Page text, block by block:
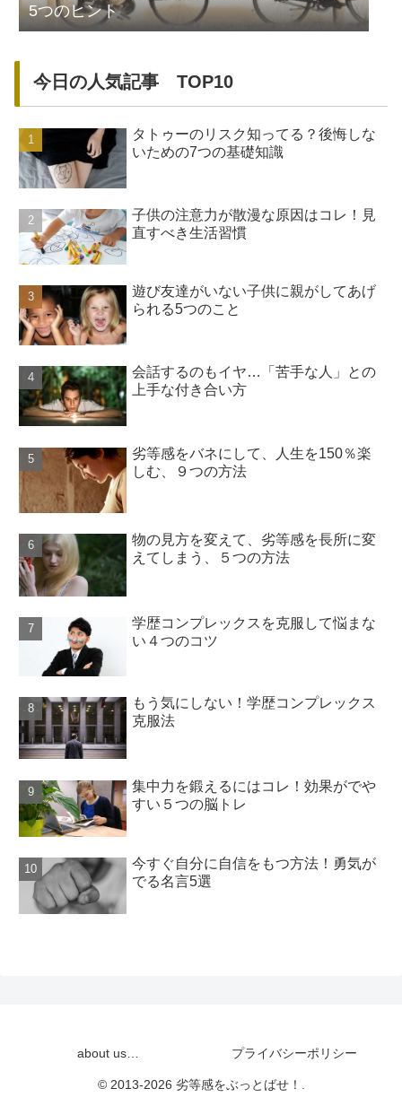
5つのヒント
今日の人気記事 TOP10
タトゥーのリスク知ってる？後悔しな
いための7つの基礎知識
子供の注意力が散漫な原因はコレ！見
直すべき生活習慣
遊び友達がいない子供に親がしてあげ
られる5つのこと
会話するのもイヤ…「苦手な人」との
上手な付き合い方
劣等感をバネにして、人生を150％楽
しむ、９つの方法
物の見方を変えて、劣等感を長所に変
えてしまう、５つの方法
学歴コンプレックスを克服して悩まな
い４つのコツ
もう気にしない！学歴コンプレックス
克服法
集中力を鍛えるにはコレ！効果がでや
すい５つの脳トレ
今すぐ自分に自信をもつ方法！勇気が
でる名言5選
about us… プライバシーポリシー
© 2013-2026 劣等感をぶっとばせ！.